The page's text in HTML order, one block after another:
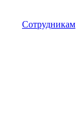
Сотрудникам